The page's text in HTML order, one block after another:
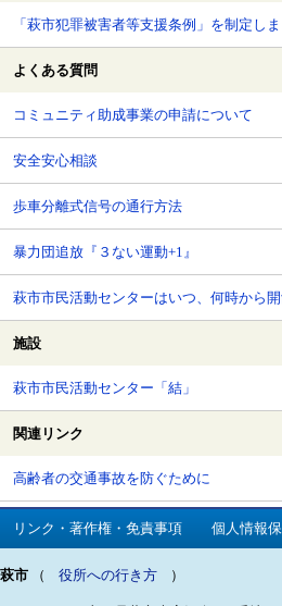
「萩市犯罪被害者等支援条例」を制定し
よくある質問
コミュニティ助成事業の申請について
安全安心相談
歩車分離式信号の通行方法
暴力団追放『３ない運動+1』
萩市市民活動センターはいつ、何時から
施設
萩市市民活動センター「結」
関連リンク
高齢者の交通事故を防ぐために
リンク・著作権・免責事項 個人情報
萩市 （ 役所への行き方 ）